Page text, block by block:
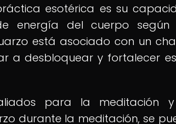
esotérica es su
energía del cuerpo según
está asociado con un
a desbloquear y fortalecer
para la meditación
durante la meditación, se